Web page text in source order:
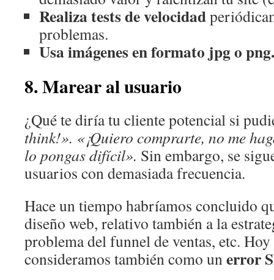
Realiza tests de velocidad
problemas.
Usa imágenes en formato jpg o png.
8. Marear al usuario
¿Qué te diría tu cliente potencial si
think!». «¡Quiero comprarte, no me
lo pongas difícil». Sin embargo, se
usuarios con demasiada frecuencia.
Hace un tiempo habríamos concluido
diseño web, relativo también a la
problema del funnel de ventas, etc.
consideramos también como unerror